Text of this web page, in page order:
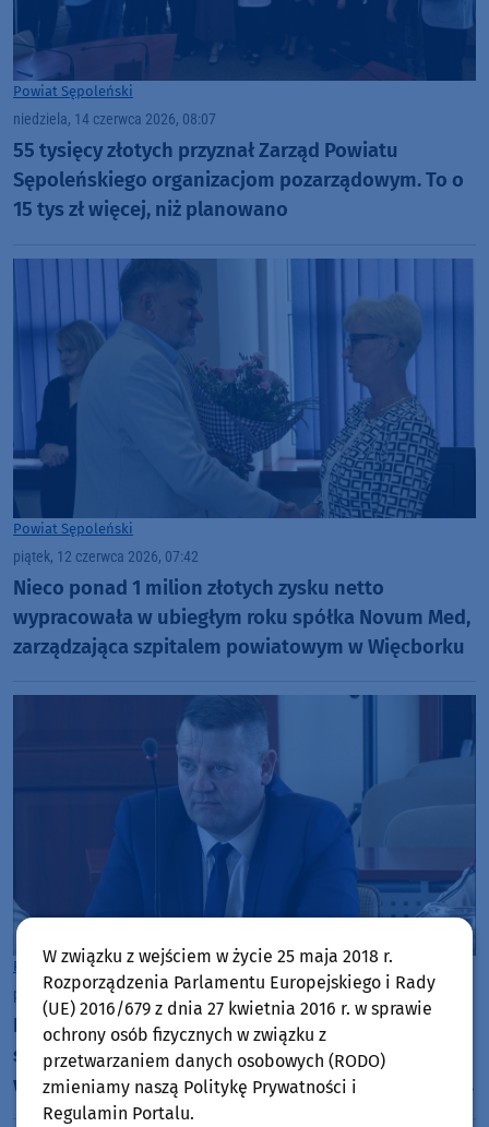
Powiat Sępoleński
niedziela, 14 czerwca 2026, 08:07
55 tysięcy złotych przyznał Zarząd Powiatu
Sępoleńskiego organizacjom pozarządowym. To o
15 tys zł więcej, niż planowano
Powiat Sępoleński
piątek, 12 czerwca 2026, 07:42
Nieco ponad 1 milion złotych zysku netto
wypracowała w ubiegłym roku spółka Novum Med,
zarządzająca szpitalem powiatowym w Więcborku
Powiat Sępoleński
piątek, 5 czerwca 2026, 10:28
Radny Tomasz Fifielski zarzuca staroście
sępoleńskiemu, że swoim instytucjom przyznaje
większą refundację środków z funduszu pracy, niż
innym
W związku z wejściem w życie 25 maja 2018 r.
Rozporządzenia Parlamentu Europejskiego i Rady
(UE) 2016/679 z dnia 27 kwietnia 2016 r. w sprawie
ochrony osób fizycznych w związku z
przetwarzaniem danych osobowych (RODO)
zmieniamy naszą Politykę Prywatności i
Regulamin Portalu.